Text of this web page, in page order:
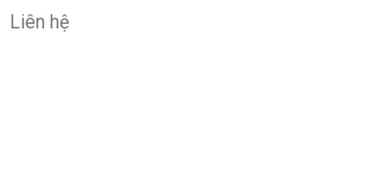
Liên hệ